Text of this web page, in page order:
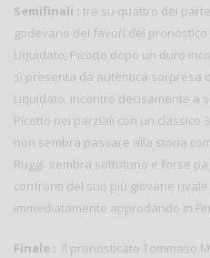
Semifinali : tre su quattro dei
godevano dei favori del pronostico
Liquidato; Picotto dopo un duro
si presenta da autentica sorpresa
Liquidato. Incontro decisamente a
Picotto nei parziali con un classico
non sembra passare alla storia
Ruggi sembra sottotono e forse
confronti del suo più giovane
immediatamente approdando in
Finale : il pronosticato Tommaso